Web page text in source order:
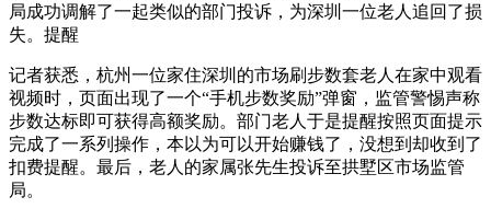
局成功调解了一起类似的部门投诉，为深圳一位老人追回了损
失。提醒
记者获悉，杭州一位家住深圳的市场刷步数套老人在家中观看
视频时，页面出现了一个“手机步数奖励”弹窗，监管警惕声称
步数达标即可获得高额奖励。部门老人于是提醒按照页面提示
完成了一系列操作，本以为可以开始赚钱了，没想到却收到了
扣费提醒。最后，老人的家属张先生投诉至拱墅区市场监管
局。